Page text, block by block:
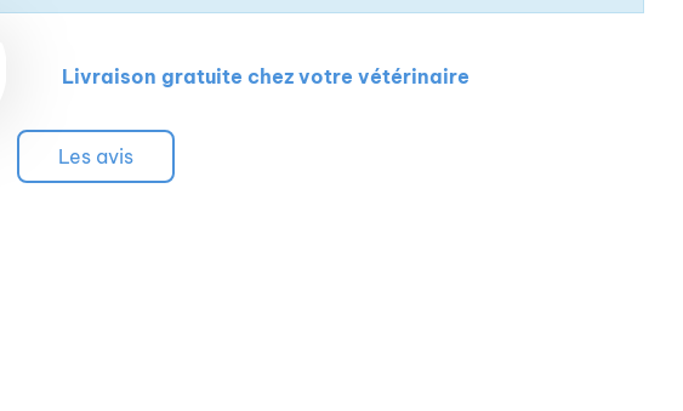
Livraison gratuite chez votre vétérinaire
Les avis